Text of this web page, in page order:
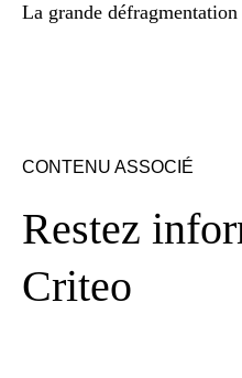
La grande défragmentation
CONTENU ASSOCIÉ
Restez
Criteo